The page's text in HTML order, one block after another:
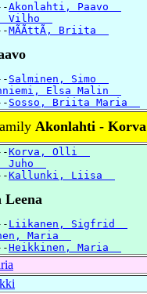
Akonlahti, Paavo
Vilho
MÃÃttÃ, Briita
Salminen, Simo
Elsa Malin
Sosso, Briita Maria
Akonlahti - Korva
Korva, Olli
Juho
Kallunki, Liisa
Leena
Liikanen, Sigfrid
Maria
Heikkinen, Maria